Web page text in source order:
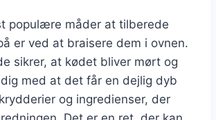
populære måder at tilberede
er ved at braisere dem i ovnen.
sikrer, at kødet bliver mørt og
med at det får en dejlig dyb
og ingredienser, der